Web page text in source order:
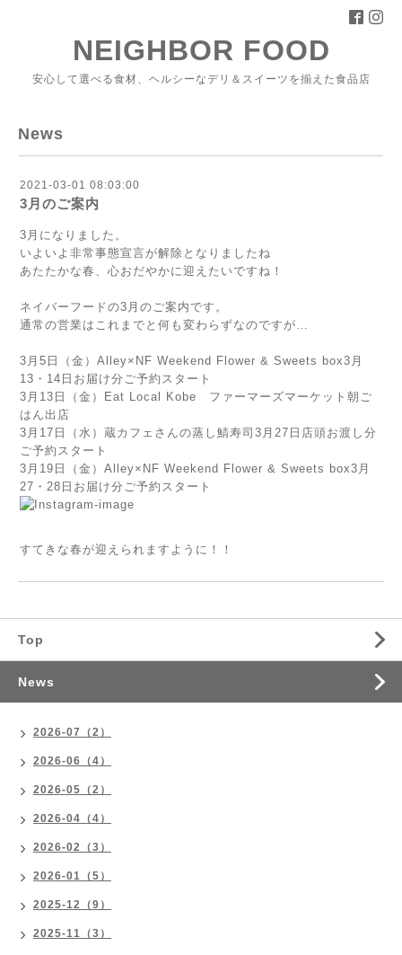
NEIGHBOR FOOD
安心して選べる食材、ヘルシーなデリ＆スイーツを揃えた食品店
News
2021-03-01 08:03:00
3月のご案内
3月になりました。
いよいよ非常事態宣言が解除となりましたね
あたたかな春、心おだやかに迎えたいですね！
ネイバーフードの3月のご案内です。
通常の営業はこれまでと何も変わらずなのですが…
3月5日（金）Alley×NF Weekend Flower & Sweets box3月
13・14日お届け分ご予約スタート
3月13日（金）Eat Local Kobe ファーマーズマーケット朝ご
はん出店
3月17日（水）蔵カフェさんの蒸し鯖寿司3月27日店頭お渡し分
ご予約スタート
3月19日（金）Alley×NF Weekend Flower & Sweets box3月
27・28日お届け分ご予約スタート
すてきな春が迎えられますように！！
Top
News
2026-07（2）
2026-06（4）
2026-05（2）
2026-04（4）
2026-02（3）
2026-01（5）
2025-12（9）
2025-11（3）